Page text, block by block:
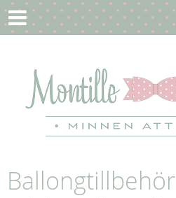
Ballongtillbehör